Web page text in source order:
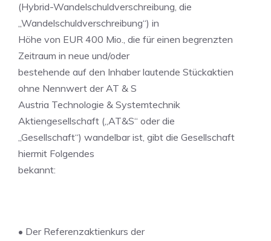
(Hybrid-Wandelschuldverschreibung, die
„Wandelschuldverschreibung“) in
Höhe von EUR 400 Mio., die für einen begrenzten
Zeitraum in neue und/oder
bestehende auf den Inhaber lautende Stückaktien
ohne Nennwert der AT & S
Austria Technologie & Systemtechnik
Aktiengesellschaft („AT&S“ oder die
„Gesellschaft“) wandelbar ist, gibt die Gesellschaft
hiermit Folgendes
bekannt:
• Der Referenzaktienkurs der